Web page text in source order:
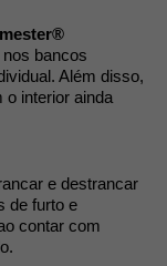
bancos
Além disso,
o interior ainda
e destrancar
de furto e
contar com